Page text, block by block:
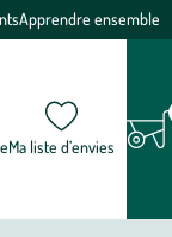
Apprendre ensemble
Ma liste d’envies